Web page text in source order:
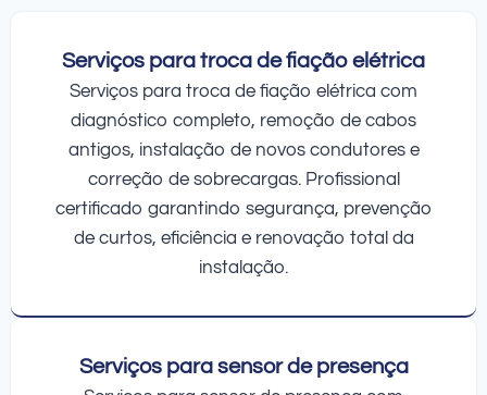
Serviços para troca de fiação elétrica
Serviços para troca de fiação elétrica com
diagnóstico completo, remoção de cabos
antigos, instalação de novos condutores e
correção de sobrecargas. Profissional
certificado garantindo segurança, prevenção
de curtos, eficiência e renovação total da
instalação.
Serviços para sensor de presença